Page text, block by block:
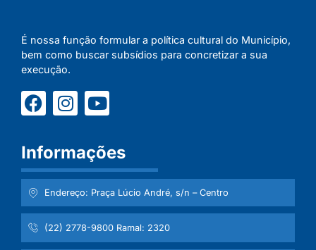
É nossa função formular a política cultural do Município,
bem como buscar subsídios para concretizar a sua
execução.
Informações
Endereço: Praça Lúcio André, s/n – Centro
(22) 2778-9800 Ramal: 2320